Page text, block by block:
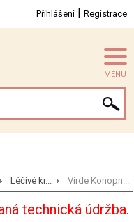
Přihlášení| Registrace
MENU
Léčivé kr... Virde Konopn...
technická údržba.